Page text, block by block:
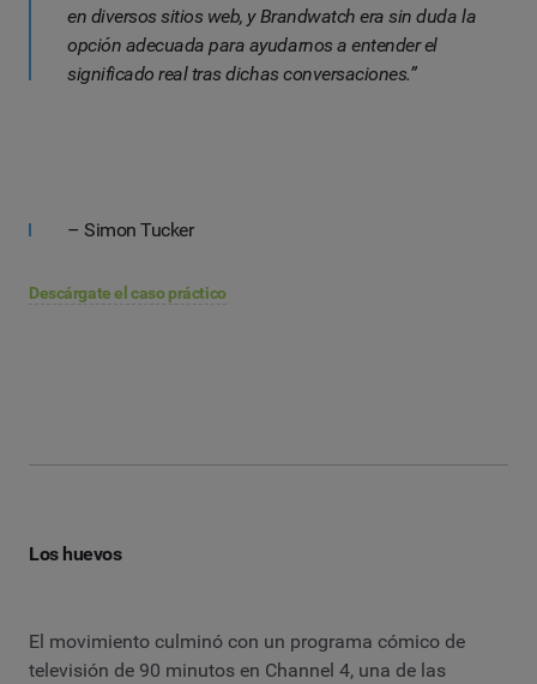
en diversos sitios web, y Brandwatch era sin duda la
opción adecuada para ayudarnos a entender el
significado real tras dichas conversaciones.”
– Simon Tucker
Descárgate el caso práctico
Los huevos
El movimiento culminó con un programa cómico de
televisión de 90 minutos en Channel 4, una de las